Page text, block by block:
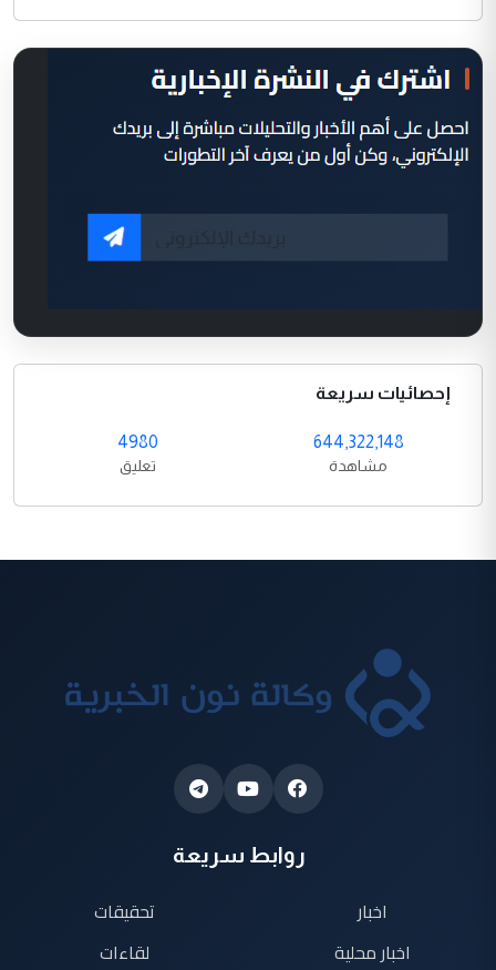
إحصائيات سريعة
644,322,148
مشاهدة
4980
تعليق
روابط سريعة
اخبار
اخبار محلية
تحقيقات
لقاءات